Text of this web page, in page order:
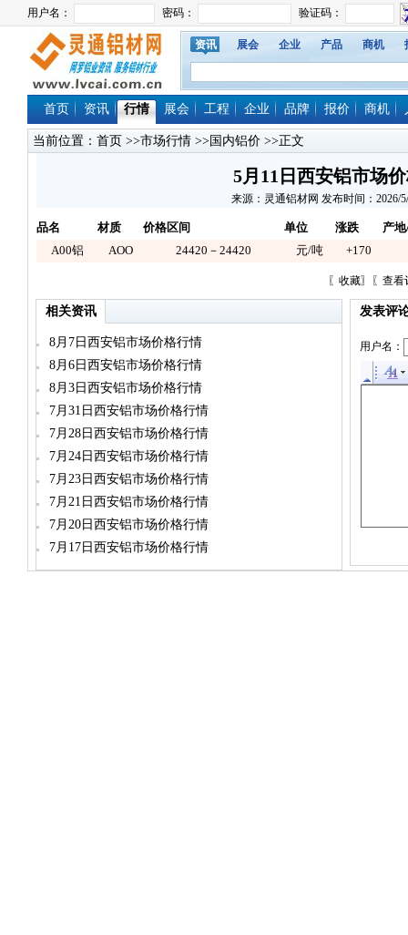
资讯 展会 企业 产品 商机
首页 资讯 行情 展会 工程 企业 品牌 报价 商机
当前位置： 首页 >>市场行情 >>国内铝价 >>正文
5月11日西安铝市场
来源：灵通铝材网 发布时间：2026/
品名 材质 价格区间 单位 涨跌
产
A00铝
AOO 24420－24420 元/吨 +170
〖 收藏〗〖 查看
相关资讯
8月7日西安铝市场价格行情
8月6日西安铝市场价格行情
8月3日西安铝市场价格行情
7月31日西安铝市场价格行情
7月28日西安铝市场价格行情
7月24日西安铝市场价格行情
7月23日西安铝市场价格行情
7月21日西安铝市场价格行情
7月20日西安铝市场价格行情
7月17日西安铝市场价格行情
发表评
用户名：